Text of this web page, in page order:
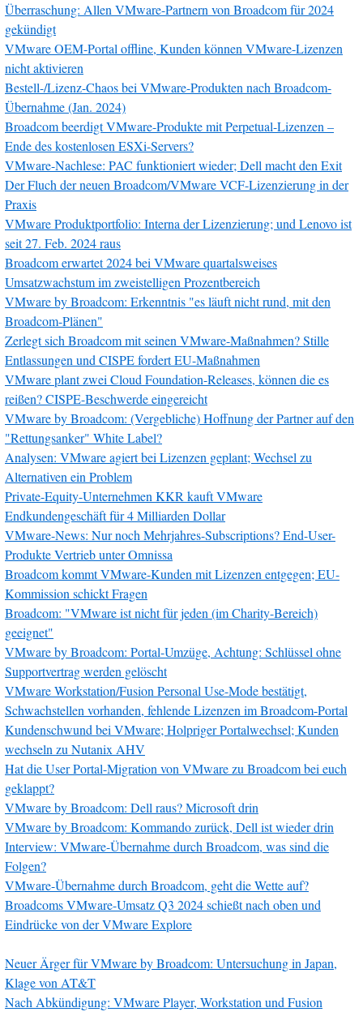
Überraschung: Allen VMware-Partnern von Broadcom für 2024
gekündigt
VMware OEM-Portal offline, Kunden können VMware-Lizenzen
nicht aktivieren
Bestell-/Lizenz-Chaos bei VMware-Produkten nach Broadcom-
Übernahme (Jan. 2024)
Broadcom beerdigt VMware-Produkte mit Perpetual-Lizenzen –
Ende des kostenlosen ESXi-Servers?
VMware-Nachlese: PAC funktioniert wieder; Dell macht den Exit
Der Fluch der neuen Broadcom/VMware VCF-Lizenzierung in der
Praxis
VMware Produktportfolio: Interna der Lizenzierung; und Lenovo ist
seit 27. Feb. 2024 raus
Broadcom erwartet 2024 bei VMware quartalsweises
Umsatzwachstum im zweistelligen Prozentbereich
VMware by Broadcom: Erkenntnis "es läuft nicht rund, mit den
Broadcom-Plänen"
Zerlegt sich Broadcom mit seinen VMware-Maßnahmen? Stille
Entlassungen und CISPE fordert EU-Maßnahmen
VMware plant zwei Cloud Foundation-Releases, können die es
reißen? CISPE-Beschwerde eingereicht
VMware by Broadcom: (Vergebliche) Hoffnung der Partner auf den
"Rettungsanker" White Label?
Analysen: VMware agiert bei Lizenzen geplant; Wechsel zu
Alternativen ein Problem
Private-Equity-Unternehmen KKR kauft VMware
Endkundengeschäft für 4 Milliarden Dollar
VMware-News: Nur noch Mehrjahres-Subscriptions? End-User-
Produkte Vertrieb unter Omnissa
Broadcom kommt VMware-Kunden mit Lizenzen entgegen; EU-
Kommission schickt Fragen
Broadcom: "VMware ist nicht für jeden (im Charity-Bereich)
geeignet"
VMware by Broadcom: Portal-Umzüge, Achtung: Schlüssel ohne
Supportvertrag werden gelöscht
VMware Workstation/Fusion Personal Use-Mode bestätigt,
Schwachstellen vorhanden, fehlende Lizenzen im Broadcom-Portal
Kundenschwund bei VMware; Holpriger Portalwechsel; Kunden
wechseln zu Nutanix AHV
Hat die User Portal-Migration von VMware zu Broadcom bei euch
geklappt?
VMware by Broadcom: Dell raus? Microsoft drin
VMware by Broadcom: Kommando zurück, Dell ist wieder drin
Interview: VMware-Übernahme durch Broadcom, was sind die
Folgen?
VMware-Übernahme durch Broadcom, geht die Wette auf?
Broadcoms VMware-Umsatz Q3 2024 schießt nach oben und
Eindrücke von der VMware Explore
Neuer Ärger für VMware by Broadcom: Untersuchung in Japan,
Klage von AT&T
Nach Abkündigung: VMware Player, Workstation und Fusion